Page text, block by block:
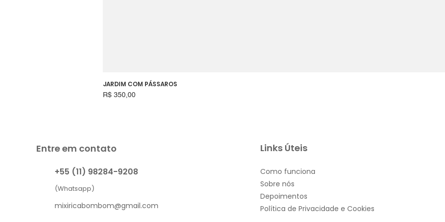
JARDIM COM PÁSSAROS
Preço
R$ 350,00
Entre em contato
+55 (11) 98284-9208
(Whatsapp)
mixiricabombom@gmail.com
Links Úteis
Como funciona
Sobre nós
Depoimentos
Política de Privacidade e Cookies